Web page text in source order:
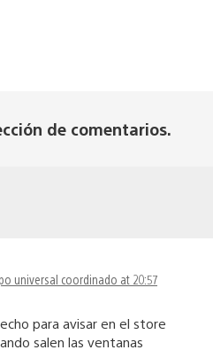
de comentarios.
universal coordinado at 20:57
para avisar en el store
salen las ventanas